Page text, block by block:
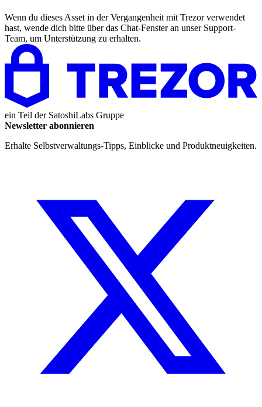
Wenn du dieses Asset in der Vergangenheit mit Trezor verwendet
hast, wende dich bitte über das Chat-Fenster an unser Support-
Team, um Unterstützung zu erhalten.
ein Teil der SatoshiLabs Gruppe
Newsletter abonnieren
Erhalte Selbstverwaltungs-Tipps, Einblicke und Produktneuigkeiten.